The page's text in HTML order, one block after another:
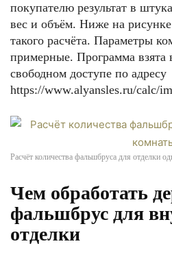
покупателю результат в
вес и объём. Ниже на
такого расчёта. Параметры
примерные. Программа взята
свободном доступе по адресу
https://www.alyansles.ru/calc/
Расчёт количества фальшбруса для отделки
Чем обработать
фальшбрус для
отделки